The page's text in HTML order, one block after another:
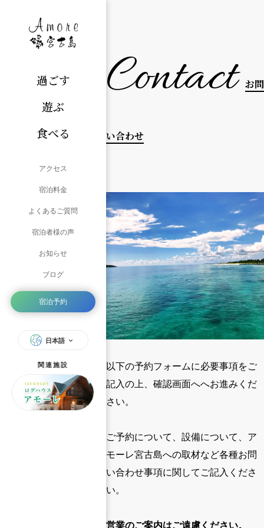
過ごす
遊ぶ
食べる
アクセス
宿泊料金
よくあるご質問
宿泊者様の声
お知らせ
ブログ
宿泊予約
日本語
関連施設
Contact お問
い合わせ
以下の予約フォームに必要事項をご
記入の上、確認画面へへお進みくだ
さい。
ご予約について、設備について、ア
モーレ宮古島への取材など各種お問
い合わせ事項に関してご記入くださ
い。
営業のご案内はご遠慮ください。